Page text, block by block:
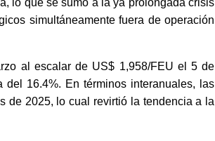
lo que se sumó a la ya prolongada crisis
simultáneamente fuera de operación
al escalar de US$ 1,958/FEU el 5 de
16.4%. En términos interanuales, las
de 2025, lo cual revirtió la tendencia a la